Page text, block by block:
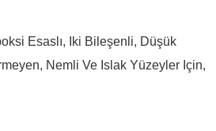
Esaslı, Iki Bileşenli, Düşük
Nemli Ve Islak Yüzeyler Için,